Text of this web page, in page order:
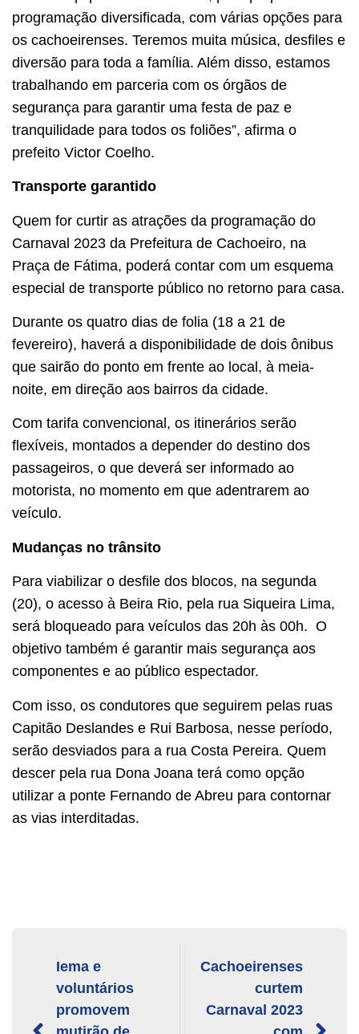
programação diversificada, com várias opções para
os cachoeirenses. Teremos muita música, desfiles e
diversão para toda a família. Além disso, estamos
trabalhando em parceria com os órgãos de
segurança para garantir uma festa de paz e
tranquilidade para todos os foliões”, afirma o
prefeito Victor Coelho.
Transporte garantido
Quem for curtir as atrações da programação do
Carnaval 2023 da Prefeitura de Cachoeiro, na
Praça de Fátima, poderá contar com um esquema
especial de transporte público no retorno para casa.
Durante os quatro dias de folia (18 a 21 de
fevereiro), haverá a disponibilidade de dois ônibus
que sairão do ponto em frente ao local, à meia-
noite, em direção aos bairros da cidade.
Com tarifa convencional, os itinerários serão
flexíveis, montados a depender do destino dos
passageiros, o que deverá ser informado ao
motorista, no momento em que adentrarem ao
veículo.
Mudanças no trânsito
Para viabilizar o desfile dos blocos, na segunda
(20), o acesso à Beira Rio, pela rua Siqueira Lima,
será bloqueado para veículos das 20h às 00h. O
objetivo também é garantir mais segurança aos
componentes e ao público espectador.
Com isso, os condutores que seguirem pelas ruas
Capitão Deslandes e Rui Barbosa, nesse período,
serão desviados para a rua Costa Pereira. Quem
descer pela rua Dona Joana terá como opção
utilizar a ponte Fernando de Abreu para contornar
as vias interditadas.
Iema e
voluntários
promovem
Cachoeirenses
curtem
Carnaval 2023